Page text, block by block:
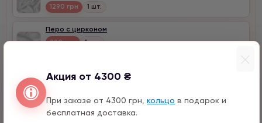
Акция от 4300 ₴
При заказе от 4300 грн, кольцо в подарок и
бесплатная доставка.
1290 грн 1 шт.
Перо с цирконом
990 грн
1 шт.
Мишка серебро с цирконом
12 мм